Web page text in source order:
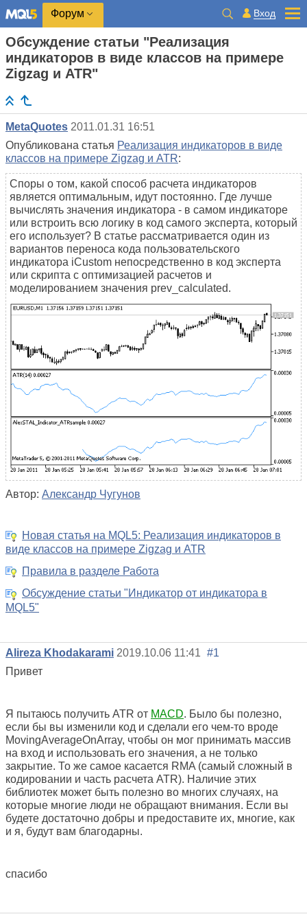
Форум Вход
Обсуждение статьи "Реализация
индикаторов в виде классов на примере
Zigzag и ATR"
MetaQuotes 2011.01.31 16:51
Опубликована статья Реализация индикаторов в виде
классов на примере Zigzag и ATR:
Споры о том, какой способ расчета индикаторов
является оптимальным, идут постоянно. Где лучше
вычислять значения индикатора - в самом индикаторе
или встроить всю логику в код самого эксперта, который
его использует? В статье рассматривается один из
вариантов переноса кода пользовательского
индикатора iCustom непосредственно в код эксперта
или скрипта с оптимизацией расчетов и
моделированием значения prev_calculated.
Автор: Александр Чугунов
Новая статья на MQL5: Реализация индикаторов в
виде классов на примере Zigzag и ATR
Правила в разделе Работа
Обсуждение статьи "Индикатор от индикатора в
MQL5"
Alireza Khodakarami 2019.10.06 11:41 #1
Привет
Я пытаюсь получить ATR от MACD. Было бы полезно,
если бы вы изменили код и сделали его чем-то вроде
MovingAverageOnArray, чтобы он мог принимать массив
на вход и использовать его значения, а не только
закрытие. То же самое касается RMA (самый сложный в
кодировании и часть расчета ATR). Наличие этих
библиотек может быть полезно во многих случаях, на
которые многие люди не обращают внимания. Если вы
будете достаточно добры и предоставите их, многие, как
и я, будут вам благодарны.
спасибо